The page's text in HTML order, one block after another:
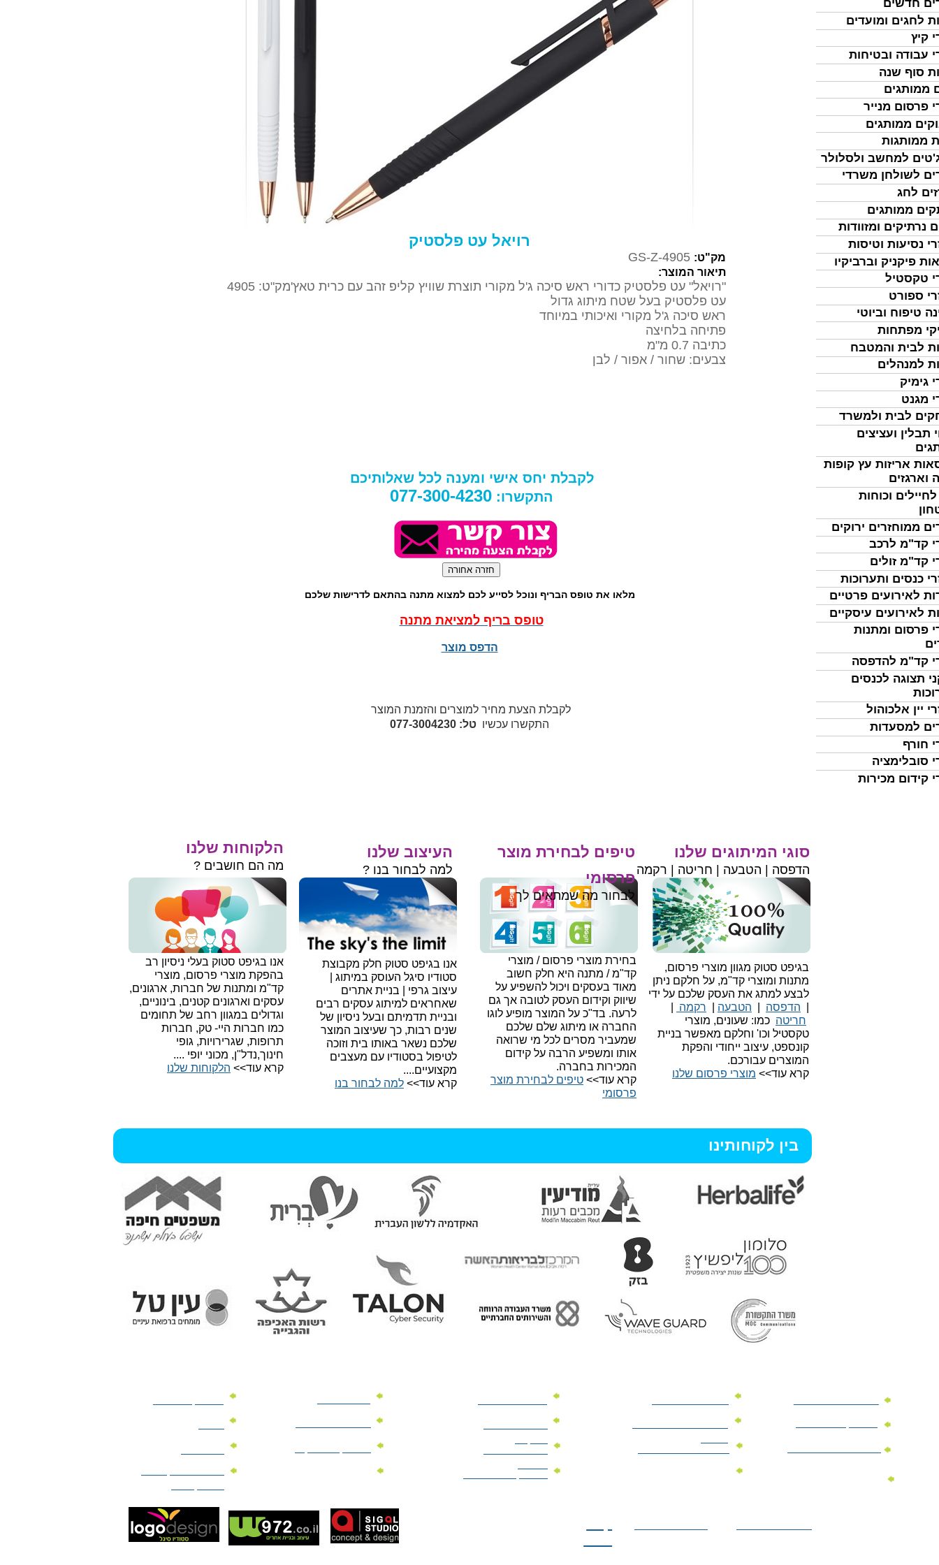
חדשים
לחגים ומועדים
קיץ
עבודה ובטיחות
סוף שנה
ממותגים
פרסום מנייר
ממותגים
ממותגות
למחשב ולסלולר
לשולחן משרדי
לחג
ממותגים
נרתיקים ומזוודות
נסיעות וטיסות
פיקניק וברביקיו
טקסטיל
ספורט
טיפוח וביוטי
מפתחות
לבית והמטבח
למנהלים
גימיק
מגנט
לבית ולמשרד
תבלין ועציצים
אריזות עץ קופות
וארגזים
לחיילים וכוחות
ממוחזרים ירוקים
קד"מ לרכב
קד"מ זולים
כנסים ותערוכות
לאירועים פרטיים
לאירועים עיסקיים
פרסום ומתנות
קד"מ להדפסה
תצוגה לכנסים
יין אלכוהול
למסעדות
חורף
סובלימציה
קידום מכירות
רויאל עט פלסטיק
מק"ט: GS-Z-4905
תיאור המוצר:
"רויאל" עט פלסטיק כדורי ראש סיכה ג'ל מקורי תוצרת שוויץ קליפ זהב עם כרית טאץ'מק"ט: 4905
עט פלסטיק בעל שטח מיתוג גדול
ראש סיכה ג'ל מקורי ואיכותי במיוחד
פתיחה בלחיצה
כתיבה 0.7 מ"מ
צבעים: שחור / אפור / לבן
לקבלת יחס אישי ומענה לכל שאלותיכם
התקשרו: 077-300-4230
מלאו את טופס הבריף ונוכל לסייע לכם למצוא מתנה בהתאם לדרישות שלכם
טופס בריף למציאת מתנה
הדפס מוצר
לקבלת הצעת מחיר למוצרים והזמנת המוצר
התקשרו עכשיו טל: 077-3004230
אנו בגיפט סטוק חלק מקבוצת
סטודיו סיגל העוסק במיתוג |
עיצוב גרפי | בניית אתרים
שאחראים למיתוג עסקים רבים
ובניית תדמיתם ובעל ניסיון של
שנים רבות, כך שעיצוב המוצר
שלכם נשאר באותו בית וזוכה
לטיפול בסטודיו עם מעצבים
מקצועיים....
קרא עוד>> למה לבחור בנו​
בגיפט סטוק מגוון מוצרי פרסום,
מתנות ומוצרי קד"מ, על חלקם ניתן
לבצע למתג את העסק שלכם על ידי
הדפסה הטבעה רקמה
חריטה כמו: שעונים, מוצרי
טקסטיל וכו' וחלקם מאפשר בניית
קונספט, עיצוב ייחודי והפקת
המוצרים עבורכם.
קרא עוד>> מוצרי פרסום שלנו
אנו בגיפט סטוק בעלי ניסיון רב
בהפקת מוצרי פרסום, מוצרי
קד"מ ומתנות של חברות, ארגונים,
עסקים וארגונים קטנים, בינוניים,
וגדולים במגוון רחב של תחומים
כמו חברות היי- טק, חברות
תרופות, שגרירויות, גופי
חינוך,נדל"ן, מכוני יופי ....
קרא עוד>> הלקוחות שלנו
בחירת מוצרי פרסום / מוצרי
קד"מ / מתנה היא חלק חשוב
מאוד בעסקים ויכול להשפיע על
שיווק וקידום העסק לטובה אך גם
לרעה. בד"כ על המוצר מופיע לוגו
החברה או מיתוג שלם שלכם
שמעביר מסרים לכל מי שרואה
אותו ומשפיע הרבה על קידום
המכירות בחברה.
קרא עוד>> טיפים לבחירת מוצר
פרסומי
טיפים לבחירת מוצר
פרסומי
לבחור מה שמתאים לך
העיצוב שלנו
למה לבחור בנו ?
סוגי המיתוגים שלנו
הדפסה | הטבעה | חריטה | רקמה
הלקוחות שלנו
מה הם חושבים ?
בין לקוחותינו